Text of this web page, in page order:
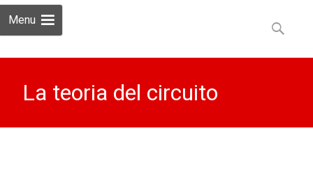
Menu
to
content
Ricerca
La teoria del circuito